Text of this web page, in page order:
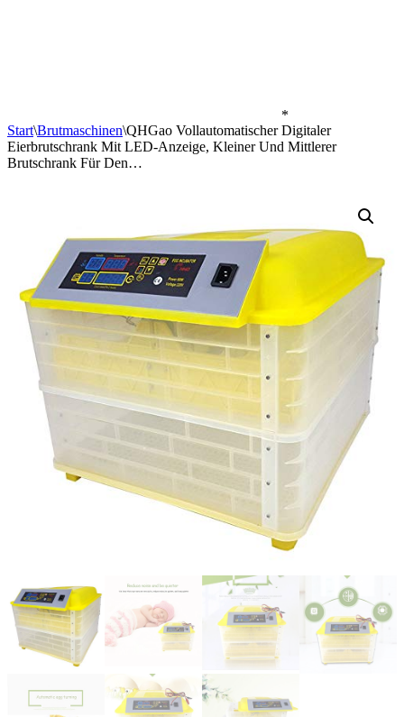
*
Start\Brutmaschinen\QHGao Vollautomatischer Digitaler
Eierbrutschrank Mit LED-Anzeige, Kleiner Und Mittlerer
Brutschrank Für Den…